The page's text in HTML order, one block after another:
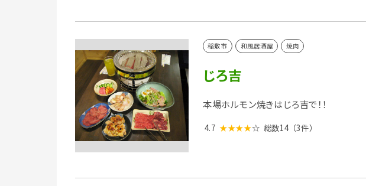
稲敷市 和風居酒屋 焼肉
じろ吉
本場ホルモン焼きはじろ吉で！！
4.7 ★★★★☆ 総数14 （3件）